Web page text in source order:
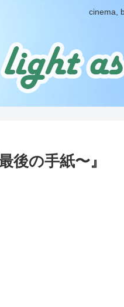
cinema,
後の手紙〜』